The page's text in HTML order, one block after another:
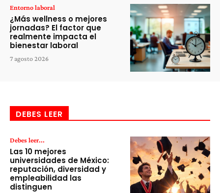
Entorno laboral
¿Más wellness o mejores
jornadas? El factor que
realmente impacta el
bienestar laboral
7 agosto 2026
DEBES LEER
Debes leer...
Las 10 mejores
universidades de México:
reputación, diversidad y
empleabilidad las
distinguen